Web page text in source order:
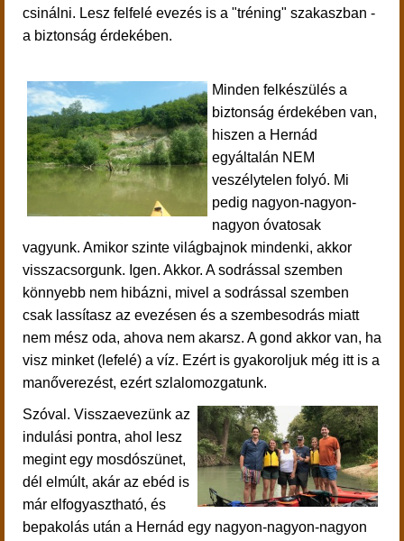
csinálni. Lesz felfelé evezés is a "tréning" szakaszban -
a biztonság érdekében.
Minden felkészülés a
biztonság érdekében van,
hiszen a Hernád
egyáltalán NEM
veszélytelen folyó. Mi
pedig nagyon-nagyon-
nagyon óvatosak
vagyunk. Amikor szinte világbajnok mindenki, akkor
visszacsorgunk. Igen. Akkor. A sodrással szemben
könnyebb nem hibázni, mivel a sodrással szemben
csak lassítasz az evezésen és a szembesodrás miatt
nem mész oda, ahova nem akarsz. A gond akkor van, ha
visz minket (lefelé) a víz. Ezért is gyakoroljuk még itt is a
manőverezést, ezért szlalomozgatunk.
Szóval. Visszaevezünk az
indulási pontra, ahol lesz
megint egy mosdószünet,
dél elmúlt, akár az ebéd is
már elfogyasztható, és
bepakolás után a Hernád egy nagyon-nagyon-nagyon